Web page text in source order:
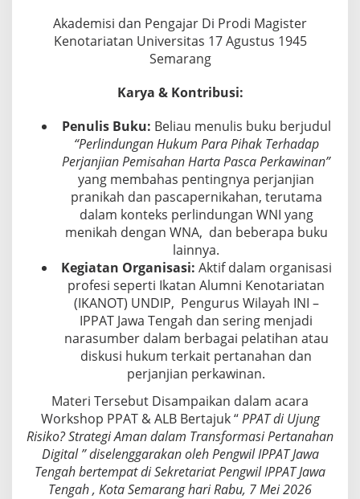
a
g
a
P
A
T
Akademisi dan Pengajar Di Prodi Magister
Kenotariatan Universitas 17 Agustus 1945
Semarang
Karya & Kontribusi:
Penulis Buku: Beliau menulis buku berjudul
“Perlindungan Hukum Para Pihak Terhadap
Perjanjian Pemisahan Harta Pasca Perkawinan”
yang membahas pentingnya perjanjian
pranikah dan pascapernikahan, terutama
dalam konteks perlindungan WNI yang
menikah dengan WNA, dan beberapa buku
lainnya.
Kegiatan Organisasi: Aktif dalam organisasi
profesi seperti Ikatan Alumni Kenotariatan
(IKANOT) UNDIP, Pengurus Wilayah INI –
IPPAT Jawa Tengah dan sering menjadi
narasumber dalam berbagai pelatihan atau
diskusi hukum terkait pertanahan dan
perjanjian perkawinan.
Materi Tersebut Disampaikan dalam acara
Workshop PPAT & ALB Bertajuk “PPAT di Ujung
Risiko? Strategi Aman dalam Transformasi Pertanahan
Digital ” diselenggarakan oleh Pengwil IPPAT Jawa
Tengah bertempat di Sekretariat Pengwil IPPAT Jawa
Tengah , Kota Semarang hari Rabu, 7 Mei 2026